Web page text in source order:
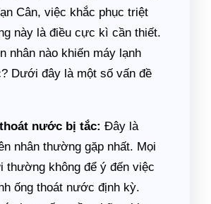
Cân, việc khắc phục triệt
này là điều cực kì cần thiết.
nhân nào khiến máy lạnh
Dưới đây là một số vấn đề
nước bị tắc: Đây là
nhân thường gặp nhất. Mọi
thường không để ý đến việc
ống thoát nước định kỳ.